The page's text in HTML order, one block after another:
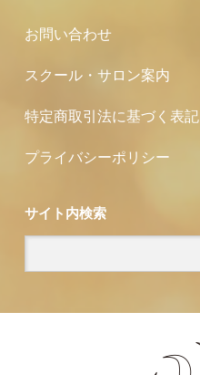
お問い合わせ
スクール・サロン案内
特定商取引法に基づく表記
プライバシーポリシー
サイト内検索